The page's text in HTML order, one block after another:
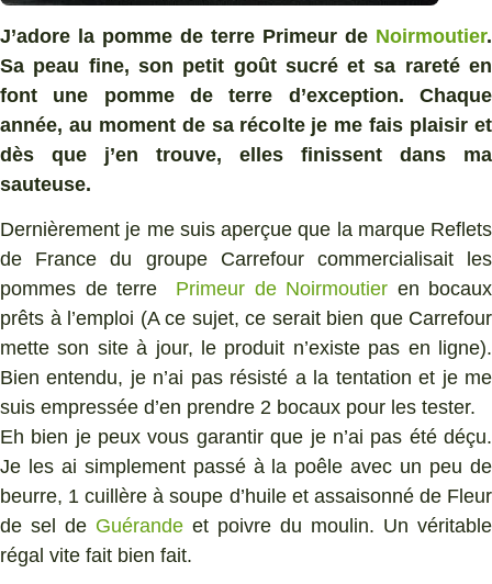
J’adore la pomme de terre Primeur de Noirmoutier.
Sa peau fine, son petit goût sucré et sa rareté en
font une pomme de terre d’exception. Chaque
année, au moment de sa récolte je me fais plaisir et
dès que j’en trouve, elles finissent dans ma
sauteuse.
Dernièrement je me suis aperçue que la marque Reflets
de France du groupe Carrefour commercialisait les
pommes de terre Primeur de Noirmoutier en bocaux
prêts à l’emploi (A ce sujet, ce serait bien que Carrefour
mette son site à jour, le produit n’existe pas en ligne).
Bien entendu, je n’ai pas résisté a la tentation et je me
suis empressée d’en prendre 2 bocaux pour les tester.
Eh bien je peux vous garantir que je n’ai pas été déçu.
Je les ai simplement passé à la poêle avec un peu de
beurre, 1 cuillère à soupe d’huile et assaisonné de Fleur
de sel de Guérande et poivre du moulin. Un véritable
régal vite fait bien fait.